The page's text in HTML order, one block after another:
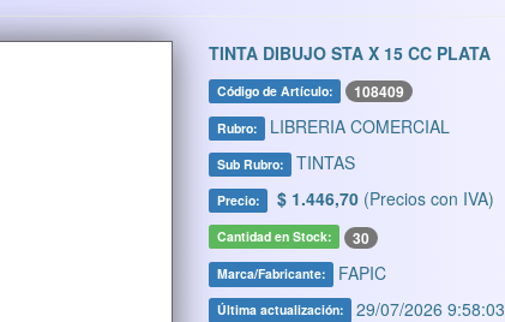
TINTA DIBUJO STA X 15 CC PLATA
Código de Artículo: 108409
Rubro: LIBRERIA COMERCIAL
Sub Rubro: TINTAS
Precio: $ 1.446,70 (Precios con IVA)
Cantidad en Stock: 30
Marca/Fabricante: FAPIC
Última actualización: 29/07/2026 9:58:03